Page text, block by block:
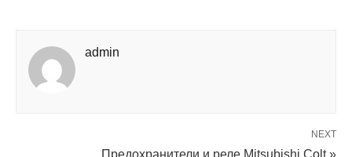
admin
NEXT
Предохранители и реле Mitsubishi Colt »